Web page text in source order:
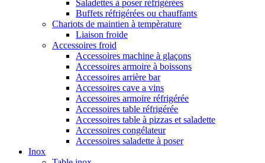
Saladettes à poser réfrigérées
Buffets réfrigérées ou chauffants
Chariots de maintien à tempèrature
Liaison froide
Accessoires froid
Accessoires machine à glaçons
Accessoires armoire à boissons
Accessoires arrière bar
Accessoires cave a vins
Accessoires armoire réfrigérée
Accessoires table réfrigérée
Accessoires table à pizzas et saladette
Accessoires congélateur
Accessoires saladette à poser
Inox